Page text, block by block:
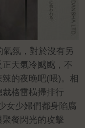
氛，對於沒有另
天氣冷颼颼，不
的夜晚吧(喂)。相
格雷橫掃排行
女少婦們都身陷腐
餐閃光的攻擊